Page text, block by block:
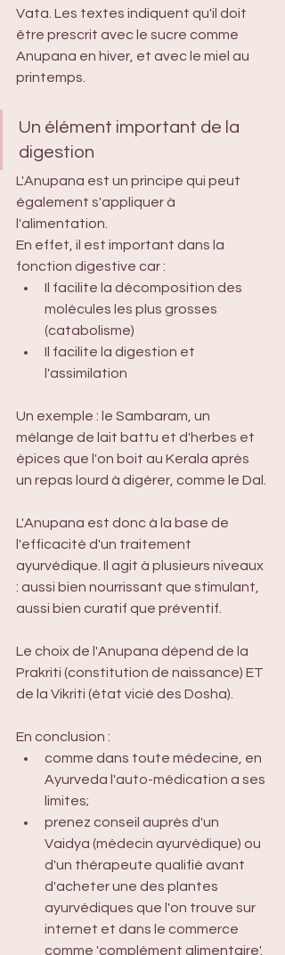
Vata. Les textes indiquent qu'il doit
être prescrit avec le sucre comme
Anupana en hiver, et avec le miel au
printemps.
Un élément important de la
digestion
L'Anupana est un principe qui peut
également s'appliquer à
l'alimentation.
En effet, il est important dans la
fonction digestive car :
Il facilite la décomposition des
molécules les plus grosses
(catabolisme)
Il facilite la digestion et
l'assimilation
Un exemple : le Sambaram, un
mélange de lait battu et d'herbes et
épices que l'on boit au Kerala après
un repas lourd à digérer, comme le Dal.
L'Anupana est donc à la base de
l'efficacité d'un traitement
ayurvédique. Il agit à plusieurs niveaux
: aussi bien nourrissant que stimulant,
aussi bien curatif que préventif.
Le choix de l'Anupana dépend de la
Prakriti (constitution de naissance) ET
de la Vikriti (état vicié des Dosha).
En conclusion :
comme dans toute médecine, en
Ayurveda l'auto-médication a ses
limites;
prenez conseil auprès d'un
Vaidya (médecin ayurvédique) ou
d'un thérapeute qualifié avant
d'acheter une des plantes
ayurvédiques que l'on trouve sur
internet et dans le commerce
comme 'complément alimentaire'.